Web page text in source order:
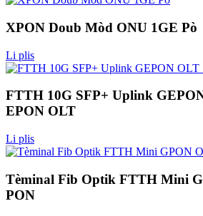
XPON Doub Mòd ONU 1GE Pò
Li plis
FTTH 10G SFP+ Uplink
EPON OLT
Li plis
Tèminal Fib Optik FTTH Mini
PON